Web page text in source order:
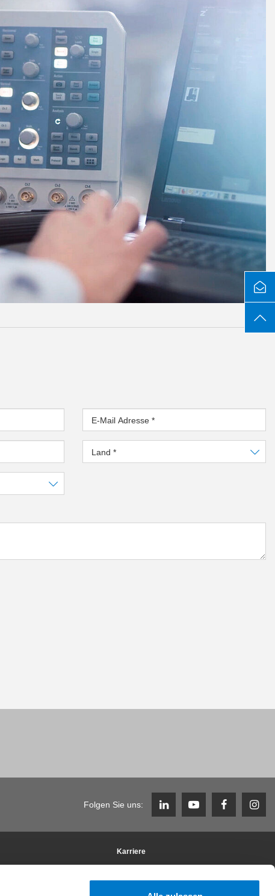
E-Mail Adresse*
Land*
Folgen Sie uns:
Karriere
Stellenangebote